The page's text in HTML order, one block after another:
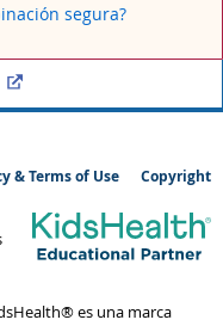
segura?
& Terms of Use Copyright
es una marca